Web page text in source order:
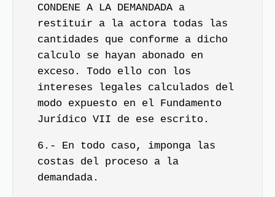
CONDENE A LA DEMANDADA a
restituir a la actora todas las
cantidades que conforme a dicho
calculo se hayan abonado en
exceso. Todo ello con los
intereses legales calculados del
modo expuesto en el Fundamento
Jurídico VII de ese escrito.
6.- En todo caso, imponga las
costas del proceso a la
demandada.